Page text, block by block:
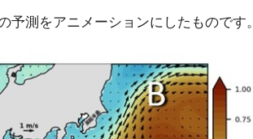
測をアニメーションにしたものです。